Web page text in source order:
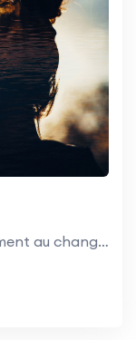
Stratégies pour faire face efficacement au changement au sein des établissements d'enseignement.